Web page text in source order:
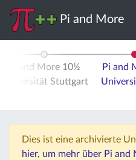
Pi and More
Pi and More 10½
Universität Stuttgart
Pi and
Dies ist eine archivierte
hier, um mehr über Pi and